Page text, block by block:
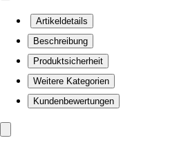
Artikeldetails
Beschreibung
Produktsicherheit
Weitere Kategorien
Kundenbewertungen